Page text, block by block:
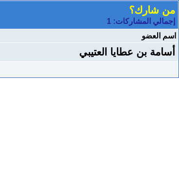
من شارك؟
إجمالي المشاركات: 1
اسم العضو
أسامة بن عطايا العتيبي